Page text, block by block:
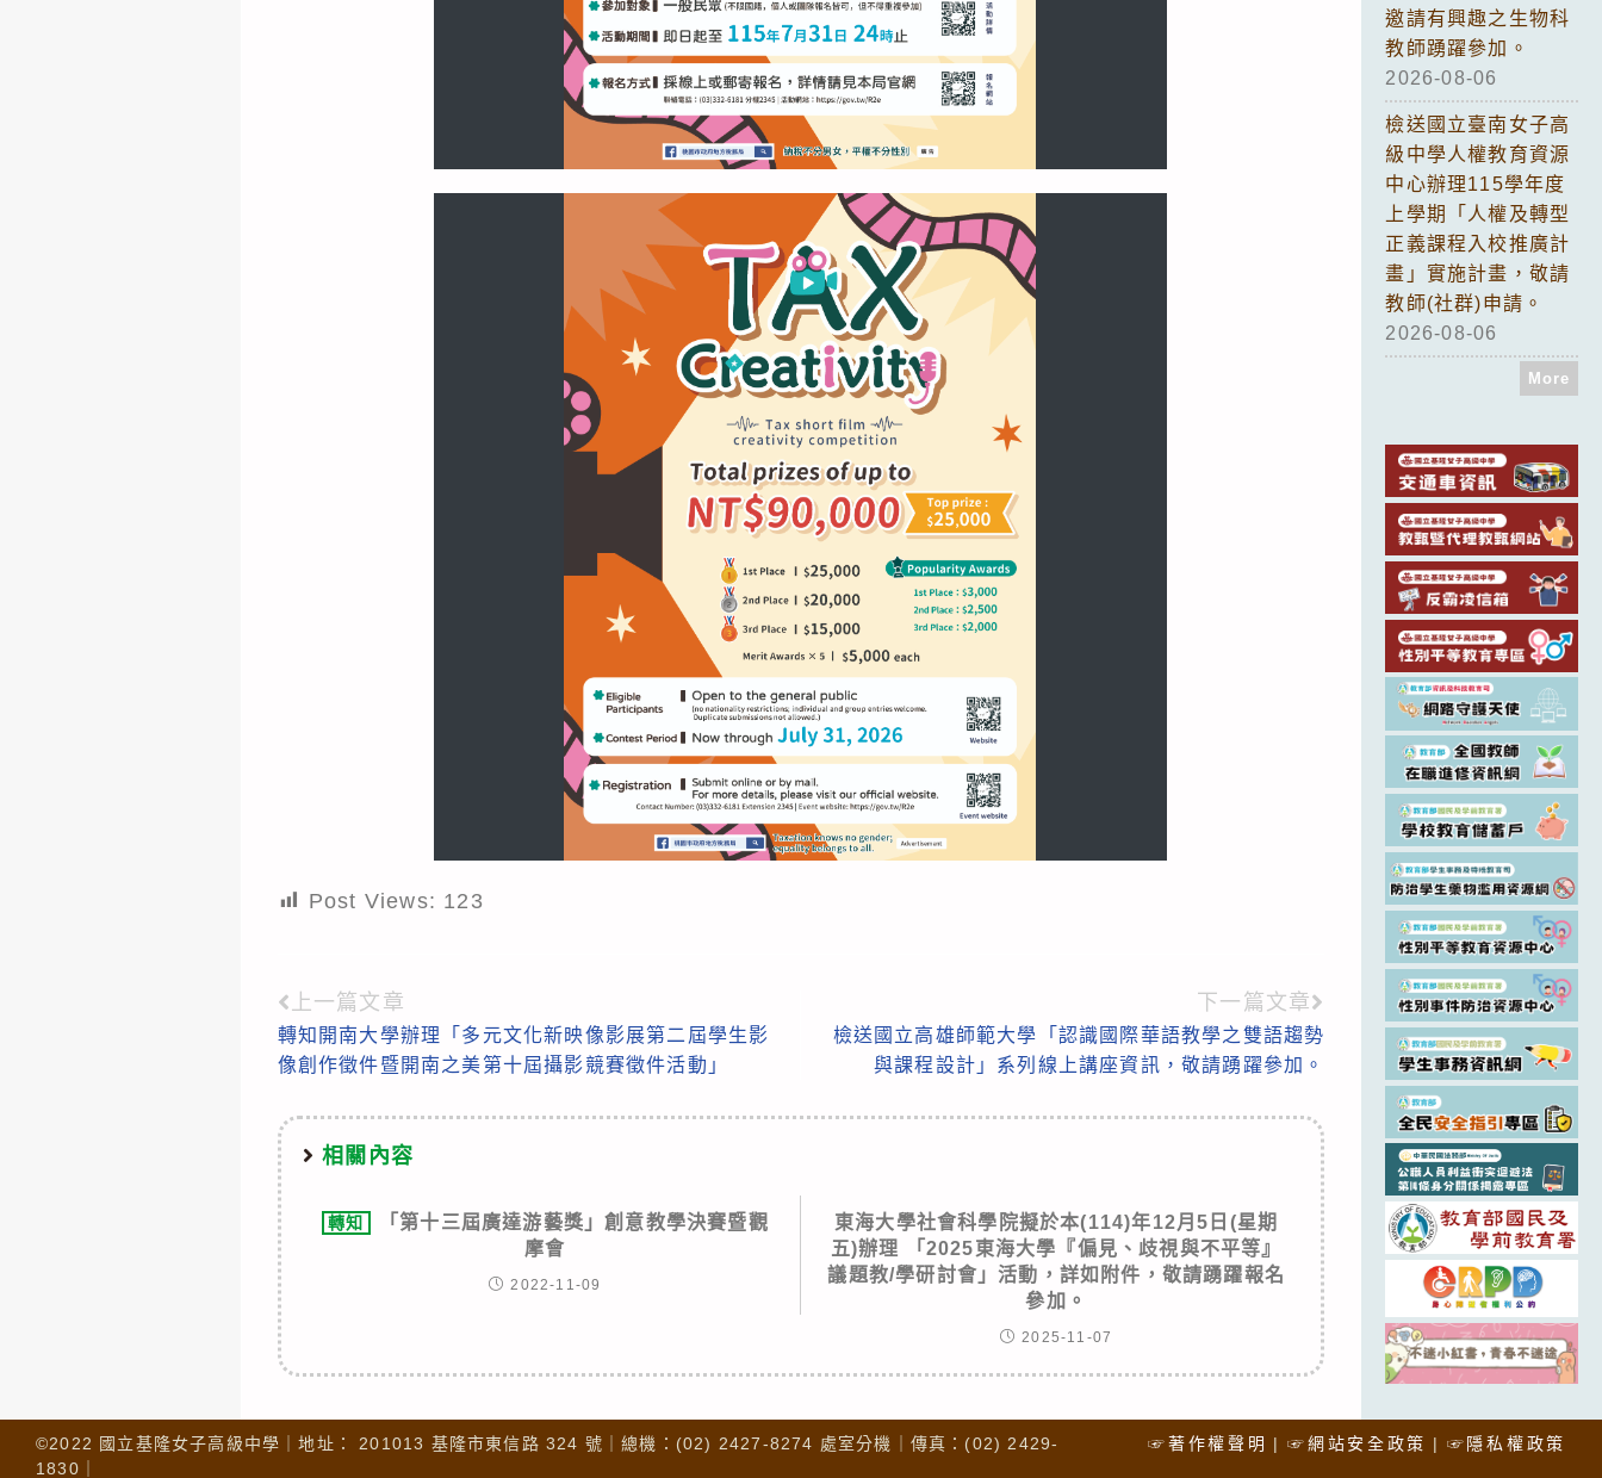
Post Views: 123
Read
more
上一篇文章
轉知開南大學辦理「多元文化新映像影展第二屆學生影
像創作徵件暨開南之美第十屆攝影競賽徵件活動」
下一篇文章
檢送國立高雄師範大學「認識國際華語教學之雙語趨勢
與課程設計」系列線上講座資訊，敬請踴躍參加。
相關內容
轉知
「第十三屆廣達游藝獎」創意教學決賽暨觀
摩會
2022-11-09
東海大學社會科學院擬於本(114)年12月5日(星期
五)辦理 「2025東海大學『偏見、歧視與不平等』
議題教/學研討會」活動，詳如附件，敬請踴躍報名
參加。
2025-11-07
邀請有興趣之生物科
教師踴躍參加。
2026-08-06
檢送國立臺南女子高
級中學人權教育資源
中心辦理115學年度
上學期「人權及轉型
正義課程入校推廣計
畫」實施計畫，敬請
教師(社群)申請。
2026-08-06
More
☞著作權聲明 ☞網站安全政策 ☞隱私權政策
©2022 國立基隆女子高級中學｜地址： 201013 基隆市東信路 324 號｜總機：(02) 2427-8274 處室分機｜傳真：(02) 2429-
1830｜